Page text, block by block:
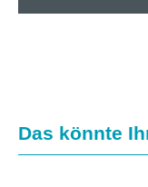
Produktgalerie
Das könnte